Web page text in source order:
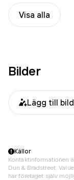
Visa alla
Bilder
Lägg till
Källor
Kontaktinformationen
Dun & Bradstreet,
har företaget själv